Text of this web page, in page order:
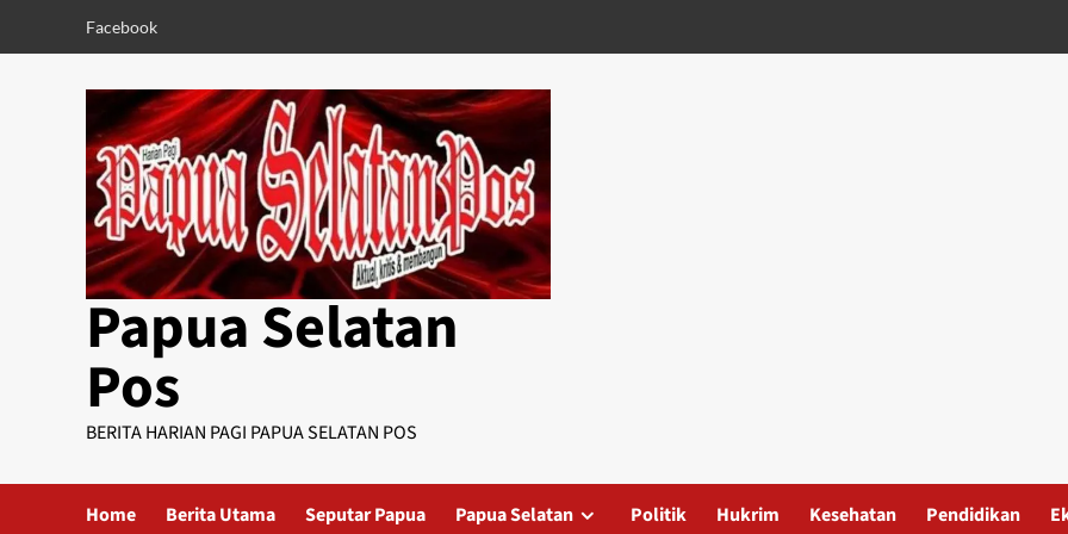
Facebook
Papua Selatan
Pos
BERITA HARIAN PAGI PAPUA SELATAN POS
Home Berita Utama Seputar Papua Papua Selatan Politik Hukrim Kesehatan Pendidikan